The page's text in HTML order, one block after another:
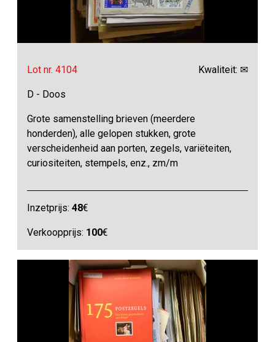
Lot nr. 4104 Kwaliteit: ✉
D - Doos
Grote samenstelling brieven (meerdere
honderden), alle gelopen stukken, grote
verscheidenheid aan porten, zegels, variëteiten,
curiositeiten, stempels, enz., zm/m
Inzetprijs:48€
Verkoopprijs: 100€